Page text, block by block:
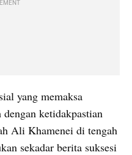
yang memaksa
ketidakpastian
Ali Khamenei di tengah
sekadar berita suksesi